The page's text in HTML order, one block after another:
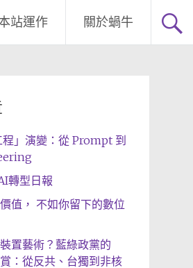
站運作 關於蝸牛
」演變：從 Prompt 到
轉型日報
值， 不如你留下的數位
置藝術？藍綠政黨的
賞：從反共、台獨到非核